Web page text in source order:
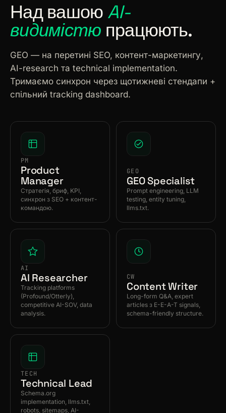
Над вашою AI-
видимістю працюють.
GEO — на перетині SEO, контент-маркетингу,
AI-research та technical implementation.
Тримаємо синхрон через щотижневі стендапи +
спільний tracking dashboard.
PM
Product
Manager
Стратегія, бриф, KPI,
синхрон з SEO + контент-
командою.
GEO
GEO Specialist
Prompt engineering, LLM
testing, entity tuning,
llms.txt.
AI
AI Researcher
Tracking platforms
(Profound/Otterly),
competitive AI-SOV, data
analysis.
CW
Content Writer
Long-form Q&A, expert
articles з E-E-A-T signals,
schema-friendly structure.
TECH
Technical Lead
Schema.org
implementation, llms.txt,
robots, sitemaps, AI-